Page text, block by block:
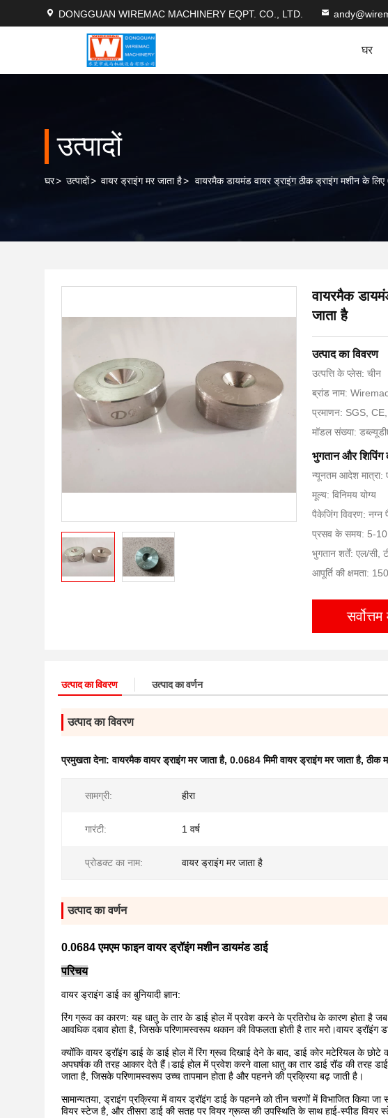
DONGGUAN WIREMAC MACHINERY EQPT. CO., LTD.
घर
उत्पादों
घर> उत्पादों> वायर ड्राइंग मर जाता है> वायरमैक डायमंड वायर ड्राइंग ठीक ड्राइंग मशीन के लिए
वायरमैक
जाता है
उत्पाद का विवरण
उत्पत्ति के प्लेस: चीन
ब्रांड नाम:
प्रमाणन: SGS, CE,
मॉडल संख्या:
भुगतान और शिपिंग
न्यूनतम आदेश
मूल्य: विनिमय योग्य
पैकेजिंग विवरण: नग्न
प्रसव के समय: 5-10
भुगतान शर्तें: एल/सी,
आपूर्ति की क्षमता:
उत्पाद का विवरण उत्पाद का वर्णन
उत्पाद का विवरण
प्रमुखता देना:वायरमैक वायर ड्राइंग मर जाता है, 0.0684 मिमी वायर ड्राइंग मर जाता है,ठीक
सामग्री: हीरा
गारंटी: 1 वर्ष
प्रोडक्ट का नाम: वायर ड्राइंग मर जाता है
उत्पाद का वर्णन
0.0684 एमएम फाइन वायर ड्रॉइंग मशीन डायमंड डाई
परिचय
वायर ड्राइंग डाई का बुनियादी ज्ञान:
रिंग ग्रूव का कारण: यह धातु के तार के डाई होल में प्रवेश करने के प्रतिरोध के कारण होता
आवधिक दबाव होता है, जिसके परिणामस्वरूप थकान की विफलता होती है तार मरो।वायर
क्योंकि वायर ड्रॉइंग डाई के डाई होल में रिंग ग्रूव दिखाई देने के बाद, डाई कोर मटेरियल के
अपघर्षक की तरह आकार देते हैं।डाई होल में प्रवेश करने वाला धातु का तार डाई रॉड की तरह
जाता है, जिसके परिणामस्वरूप उच्च तापमान होता है और पहनने की प्रक्रिया बढ़ जाती है।
सामान्यतया, ड्राइंग प्रक्रिया में वायर ड्रॉइंग डाई के पहनने को तीन चरणों में विभाजित किया
वियर स्टेज है, और तीसरा डाई की सतह पर वियर ग्रूव्स की उपस्थिति के साथ हाई-स्पीड